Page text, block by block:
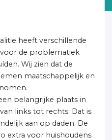
heeft verschillende
de problematiek
Wij zien dat de
maatschappelijk en
belangrijke plaats in
links tot rechts. Dat is
aan op daden. De
extra voor huishoudens